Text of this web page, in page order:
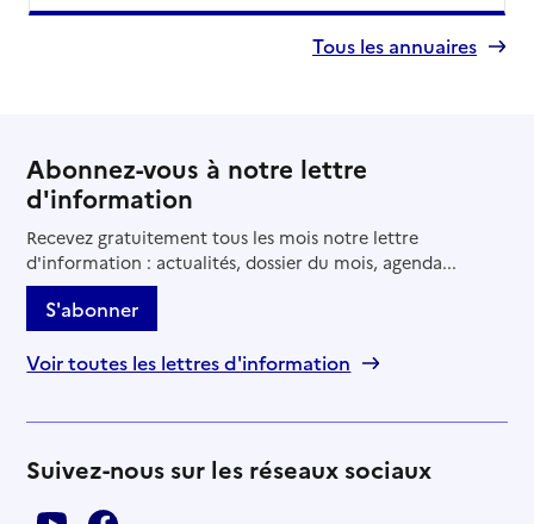
Tous les annuaires
Abonnez-vous à notre lettre
d'information
Recevez gratuitement tous les mois notre lettre
d'information : actualités, dossier du mois, agenda...
S'abonner
Voir toutes les lettres d'information
Suivez-nous sur les réseaux sociaux